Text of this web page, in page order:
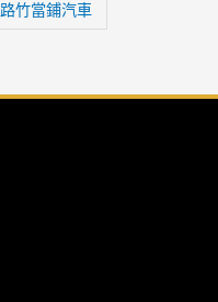
路竹當鋪汽車